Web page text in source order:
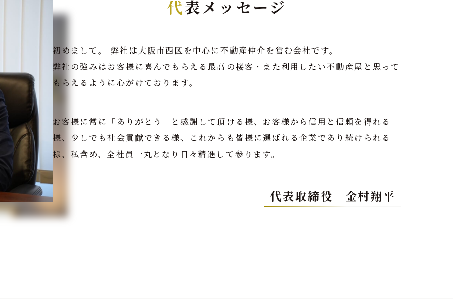
代表メッセージ
初めまして。 弊社は大阪市西区を中心に不動産仲介を営む会社です。
弊社の強みはお客様に喜んでもらえる最高の接客・また利用したい不動産屋と思って
もらえるように心がけております。
お客様に常に「ありがとう」と感謝して頂ける様、お客様から信用と信頼を得れる
様、少しでも社会貢献できる様、これからも皆様に選ばれる企業であり続けられる
様、私含め、全社員一丸となり日々精進して参ります。
代表取締役 金村翔平